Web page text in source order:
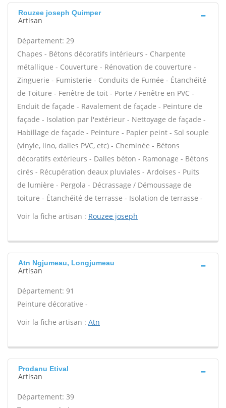
Rouzee joseph Quimper
Artisan
Département: 29
Chapes - Bétons décoratifs intérieurs - Charpente
métallique - Couverture - Rénovation de couverture -
Zinguerie - Fumisterie - Conduits de Fumée - Étanchéité
de Toiture - Fenêtre de toit - Porte / Fenêtre en PVC -
Enduit de façade - Ravalement de façade - Peinture de
façade - Isolation par l'extérieur - Nettoyage de façade -
Habillage de façade - Peinture - Papier peint - Sol souple
(vinyle, lino, dalles PVC, etc) - Cheminée - Bétons
décoratifs extérieurs - Dalles béton - Ramonage - Bétons
cirés - Récupération deaux pluviales - Ardoises - Puits
de lumière - Pergola - Décrassage / Démoussage de
toiture - Étanchéité de terrasse - Isolation de terrasse -
Voir la fiche artisan : Rouzee joseph
Atn Ngjumeau, Longjumeau
Artisan
Département: 91
Peinture décorative -
Voir la fiche artisan : Atn
Prodanu Etival
Artisan
Département: 39